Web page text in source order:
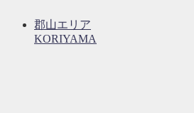
郡山エリア
KORIYAMA